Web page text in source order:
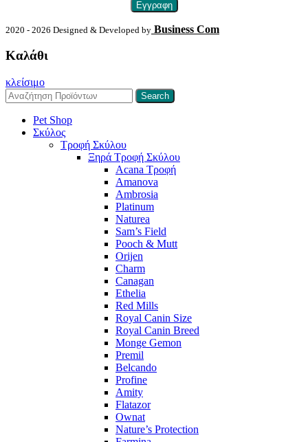
2020 - 2026 Designed & Developed by Business Com
Καλάθι
κλείσιμο
Search
Pet Shop
Σκύλος
Τροφή Σκύλου
Ξηρά Τροφή Σκύλου
Acana Τροφή
Amanova
Ambrosia
Platinum
Naturea
Sam’s Field
Pooch & Mutt
Orijen
Charm
Canagan
Ethelia
Red Mills
Royal Canin Size
Royal Canin Breed
Monge Gemon
Premil
Belcando
Profine
Amity
Flatazor
Ownat
Nature’s Protection